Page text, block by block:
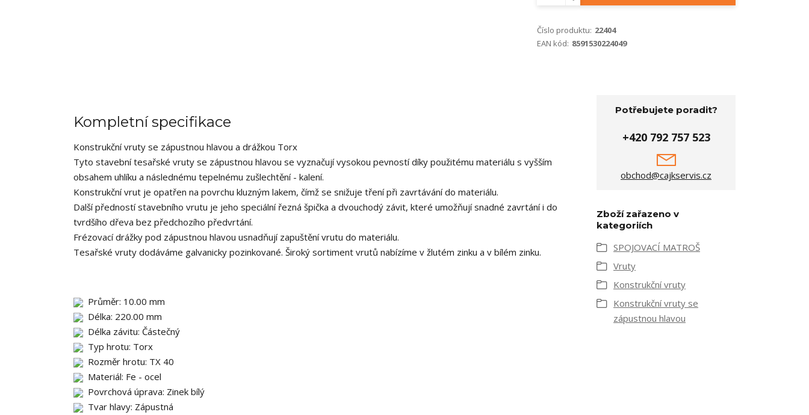
Číslo produktu: 22404
EAN kód: 8591530224049
Kompletní specifikace
Konstrukční vruty se zápustnou hlavou a drážkou Torx
Tyto stavební tesařské vruty se zápustnou hlavou se vyznačují vysokou pevností díky použitému materiálu s vyšším
obsahem uhlíku a následnému tepelnému zušlechtění - kalení.
Konstrukční vrut je opatřen na povrchu kluzným lakem, čímž se snižuje tření při zavrtávání do materiálu.
Další předností stavebního vrutu je jeho speciální řezná špička a dvouchodý závit, které umožňují snadné zavrtání i do
tvrdšího dřeva bez předchozího předvrtání.
Frézovací drážky pod zápustnou hlavou usnadňují zapuštění vrutu do materiálu.
Tesařské vruty dodáváme galvanicky pozinkované. Široký sortiment vrutů nabízíme v žlutém zinku a v bílém zinku.
Průměr: 10.00 mm
Délka: 220.00 mm
Délka závitu: Částečný
Typ hrotu: Torx
Rozměr hrotu: TX 40
Materiál: Fe - ocel
Povrchová úprava: Zinek bílý
Tvar hlavy: Zápustná
Potřebujete poradit?
+420 792 757 523
obchod@cajkservis.cz
Zboží zařazeno v
kategoriích
SPOJOVACÍ MATROŠ
Vruty
Konstrukční vruty
Konstrukční vruty se
zápustnou hlavou